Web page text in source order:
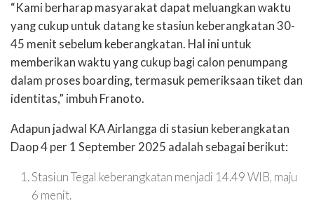
“Kami berharap masyarakat dapat meluangkan waktu
yang cukup untuk datang ke stasiun keberangkatan 30-
45 menit sebelum keberangkatan. Hal ini untuk
memberikan waktu yang cukup bagi calon penumpang
dalam proses boarding, termasuk pemeriksaan tiket dan
identitas,” imbuh Franoto.
Adapun jadwal KA Airlangga di stasiun keberangkatan
Daop 4 per 1 September 2025 adalah sebagai berikut:
Stasiun Tegal keberangkatan menjadi 14.49 WIB, maju
6 menit.